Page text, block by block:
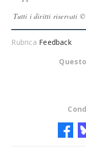
Tutti i diritti riservati
Rubrica Feedback